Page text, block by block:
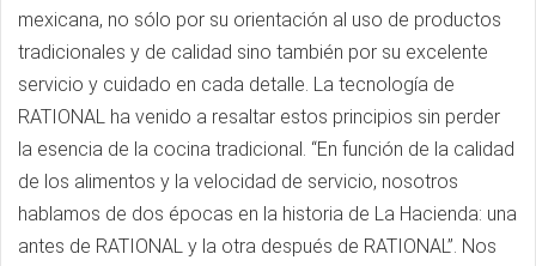
mexicana, no sólo por su orientación al uso de productos
tradicionales y de calidad sino también por su excelente
servicio y cuidado en cada detalle. La tecnología de
RATIONAL ha venido a resaltar estos principios sin perder
la esencia de la cocina tradicional. “En función de la calidad
de los alimentos y la velocidad de servicio, nosotros
hablamos de dos épocas en la historia de La Hacienda: una
antes de RATIONAL y la otra después de RATIONAL”. Nos